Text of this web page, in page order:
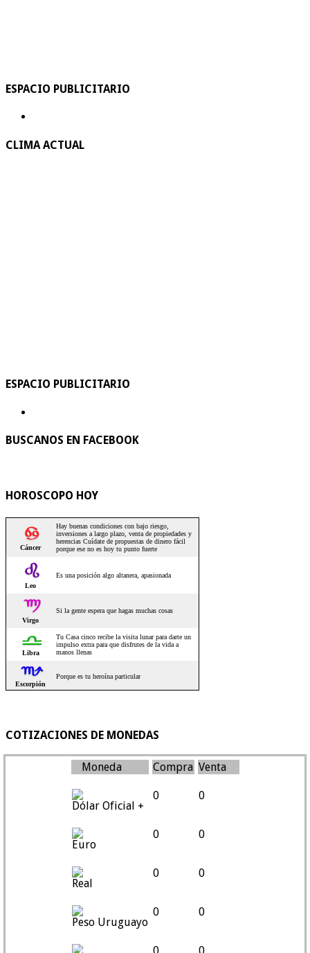
ESPACIO PUBLICITARIO
CLIMA ACTUAL
ESPACIO PUBLICITARIO
BUSCANOS EN FACEBOOK
HOROSCOPO HOY
COTIZACIONES DE MONEDAS
Moneda Compra Venta
Dólar Oficial +
0 0
Euro
0 0
Real
0 0
Peso Uruguayo
0 0